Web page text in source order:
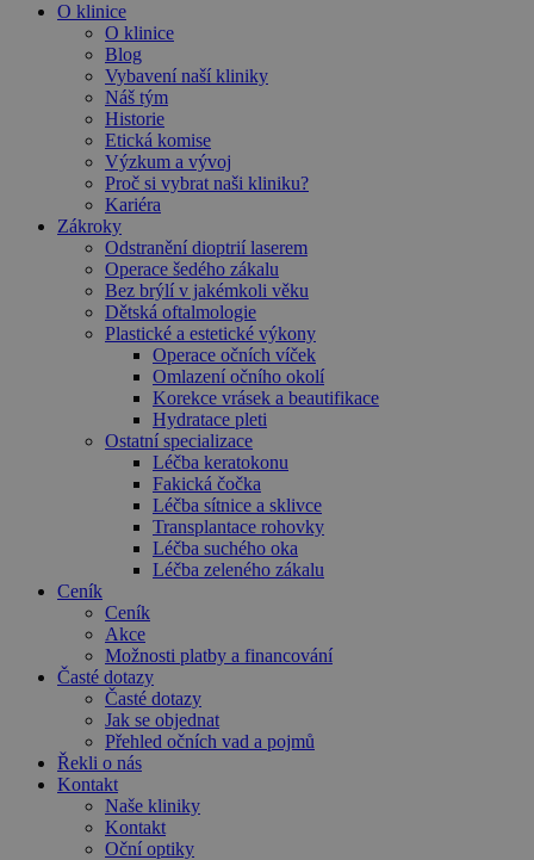
O klinice
O klinice
Blog
Vybavení naší kliniky
Náš tým
Historie
Etická komise
Výzkum a vývoj
Proč si vybrat naši kliniku?
Kariéra
Zákroky
Odstranění dioptrií laserem
Operace šedého zákalu
Bez brýlí v jakémkoli věku
Dětská oftalmologie
Plastické a estetické výkony
Operace očních víček
Omlazení očního okolí
Korekce vrásek a beautifikace
Hydratace pleti
Ostatní specializace
Léčba keratokonu
Fakická čočka
Léčba sítnice a sklivce
Transplantace rohovky
Léčba suchého oka
Léčba zeleného zákalu
Ceník
Ceník
Akce
Možnosti platby a financování
Časté dotazy
Časté dotazy
Jak se objednat
Přehled očních vad a pojmů
Řekli o nás
Kontakt
Naše kliniky
Kontakt
Oční optiky